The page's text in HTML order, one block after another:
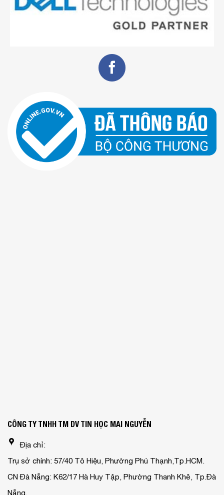
CÔNG TY TNHH TM DV TIN HỌC MAI NGUYỄN
Địa chỉ:
Trụ sở chính: 57/40 Tô Hiệu, Phường Phú Thạnh,Tp.HCM.
CN Đà Nẵng: K62/17 Hà Huy Tập, Phường Thanh Khê, Tp.Đà
Nẵng.